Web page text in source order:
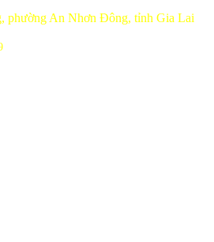
phường An Nhơn Đông, tỉnh Gia Lai